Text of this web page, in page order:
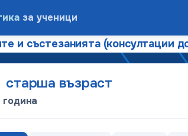
за ученици
и състезанията (консултации
старша възраст